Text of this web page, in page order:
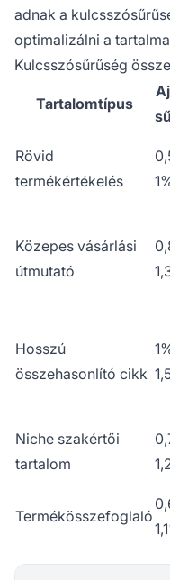
adnak a
optimalizálni a
Kulcsszósűrűség
Tartalomtípus
Rövid
termékértékelés
Közepes vásárlási
útmutató
Hosszú
összehasonlító cikk
Niche szakértői
tartalom
Termékösszefoglaló